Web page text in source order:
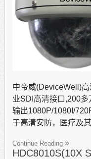
中帝威(DeviceWell)
业SDI高清接口,200
输出1080P/1080I/
于高清安防，医疗及
Continue Reading
HDC8010S(10X